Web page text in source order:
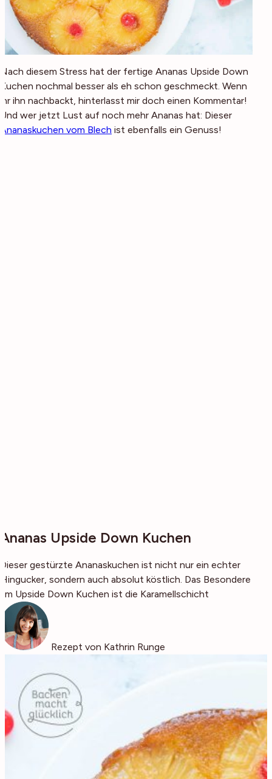
Nach diesem Stress hat der fertige Ananas Upside Down
Kuchen nochmal besser als eh schon geschmeckt. Wenn
ihr ihn nachbackt, hinterlasst mir doch einen Kommentar!
Und wer jetzt Lust auf noch mehr Ananas hat: Dieser
Ananaskuchen vom Blech ist ebenfalls ein Genuss!
Ananas Upside Down Kuchen
Dieser gestürzte Ananaskuchen ist nicht nur ein echter
Hingucker, sondern auch absolut köstlich. Das Besondere
am Upside Down Kuchen ist die Karamellschicht
Rezept von Kathrin Runge